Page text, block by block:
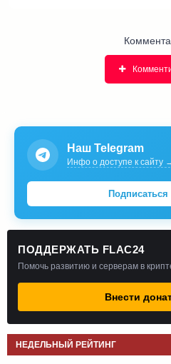
Наш Telegram
Инфо о доступе к сайту
Подписаться
ПОДДЕРЖАТЬ FLAC24
Помочь развитию и серверам в
Внести
НЕДЕЛЬНЫЙ РЕЙТИНГ